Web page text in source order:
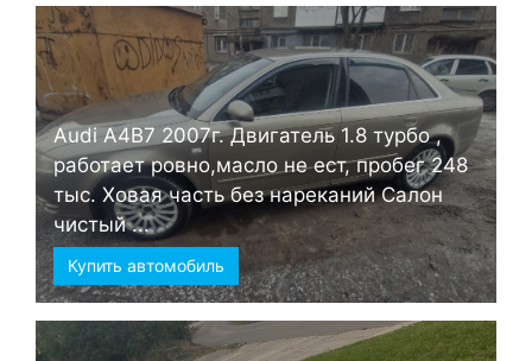
Audi А4B7 2007г. Двигатель 1.8 турбо ,
работает ровно,масло не ест, пробег 248
тыс. Ховая часть без нареканий Салон
чистый ...
Купить автомобиль